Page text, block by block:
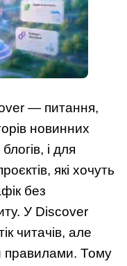
— питання,
новинних
і для
які хочуть
без
У Discover
читачів, але
правилами. Тому